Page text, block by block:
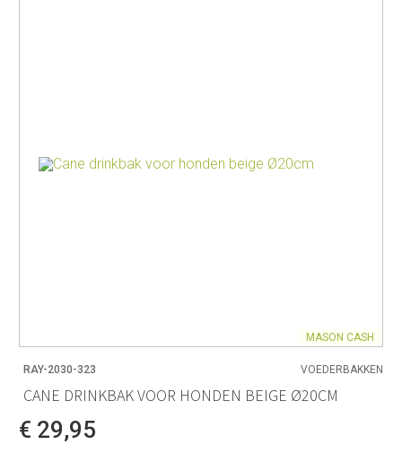
MASON CASH
RAY-2030-323 VOEDERBAKKEN
CANE DRINKBAK VOOR HONDEN BEIGE Ø20CM
€ 29,95